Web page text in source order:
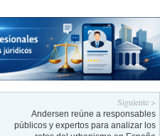
Siguiente >
Andersen reúne a responsables
públicos y expertos para analizar los